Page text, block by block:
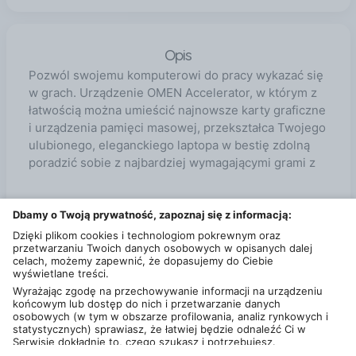
Opis
Pozwól swojemu komputerowi do pracy wykazać się
w grach. Urządzenie OMEN Accelerator, w którym z
łatwością można umieścić najnowsze karty graficzne
i urządzenia pamięci masowej, przekształca Twojego
ulubionego, eleganckiego laptopa w bestię zdolną
poradzić sobie z najbardziej wymagającymi grami z
Specyfikacja
Podstawowe informacje
Marka HP
Dbamy o Twoją prywatność, zapoznaj się z informacją:
Dzięki plikom cookies i technologiom pokrewnym oraz
przetwarzaniu Twoich danych osobowych w opisanych dalej
celach, możemy zapewnić, że dopasujemy do Ciebie
wyświetlane treści.
Wyrażając zgodę na przechowywanie informacji na urządzeniu
końcowym lub dostęp do nich i przetwarzanie danych
osobowych (w tym w obszarze profilowania, analiz rynkowych i
statystycznych) sprawiasz, że łatwiej będzie odnaleźć Ci w
Serwisie dokładnie to, czego szukasz i potrzebujesz.